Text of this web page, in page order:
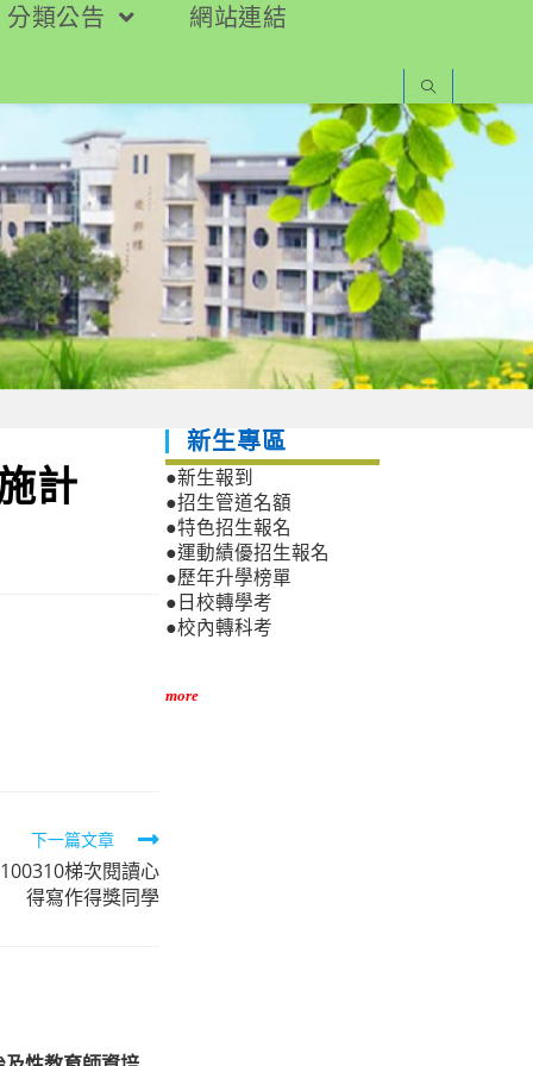
分類公告 網站連結
計
下一篇文章
梯次閱讀心
得寫作得獎同學
新生專區
●新生報到
●招生管道名額
●特色招生報名
●運動績優招生報名
●歷年升學榜單
●日校轉學考
●校內轉科考
more